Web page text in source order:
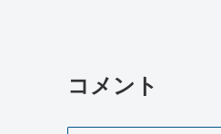
コメント